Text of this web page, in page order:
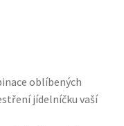
složení
oblíbených
jídelníčku vaší